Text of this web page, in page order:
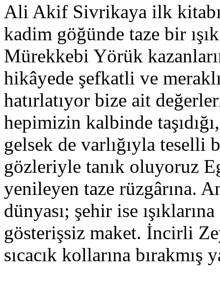
Ali Akif Sivrikaya ilk
kadim göğünde taze bir
Mürekkebi Yörük
hikâyede şefkatli ve
hatırlatıyor bize ait
hepimizin kalbinde
gelsek de varlığıyla
gözleriyle tanık oluyoruz
yenileyen taze rüzgârına.
dünyası; şehir ise
gösterişsiz maket. İncirli
sıcacık kollarına